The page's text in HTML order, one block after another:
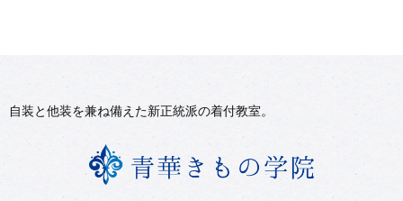
自装と他装を兼ね備えた新正統派の着付教室。